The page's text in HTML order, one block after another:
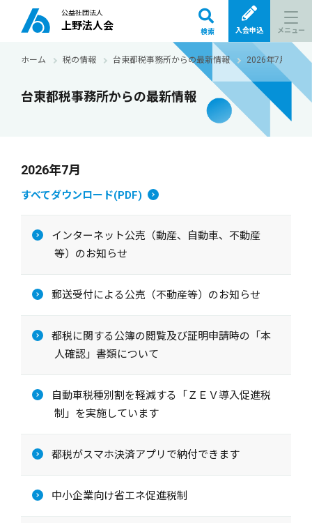
公益社団法人
上野法人会 検索 入会申込 メニュー
ホーム 税の情報 台東都税事務所からの最新情報 2026年7月
台東都税事務所からの最新情報
2026年7月
すべてダウンロード(PDF)
インターネット公売（動産、自動車、不動産
等）のお知らせ
郵送受付による公売（不動産等）のお知らせ
都税に関する公簿の閲覧及び証明申請時の「本
人確認」書類について
自動車税種別割を軽減する「ＺＥＶ導入促進税
制」を実施しています
都税がスマホ決済アプリで納付できます
中小企業向け省エネ促進税制